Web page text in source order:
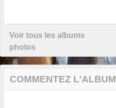
Voir tous les albums
photos
COMMENTEZ L'ALBUM